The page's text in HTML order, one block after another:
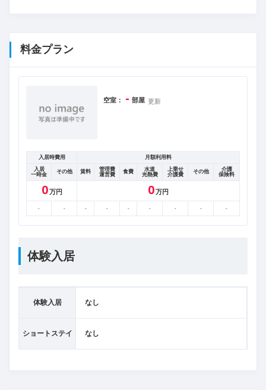
料金プラン
更新
空室： - 部屋
入居時費用
月額利用料
入居
一時金
その他 賃料
管理費
運営費
食費
水道
光熱費
上乗せ
介護費
その他
介護
保険料
0 万円 0万円
- - - - - - - - -
体験入居
体験入居 なし
ショートステイ なし